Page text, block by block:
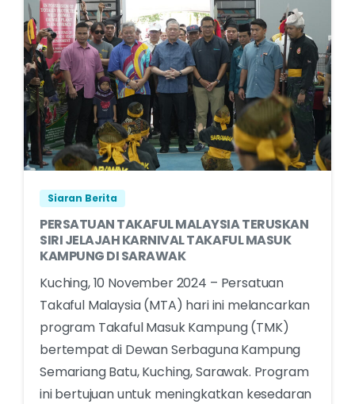
Siaran Berita
PERSATUAN TAKAFUL MALAYSIA TERUSKAN
SIRI JELAJAH KARNIVAL TAKAFUL MASUK
KAMPUNG DI SARAWAK
Kuching, 10 November 2024 – Persatuan
Takaful Malaysia (MTA) hari ini melancarkan
program Takaful Masuk Kampung (TMK)
bertempat di Dewan Serbaguna Kampung
Semariang Batu, Kuching, Sarawak. Program
ini bertujuan untuk meningkatkan kesedaran